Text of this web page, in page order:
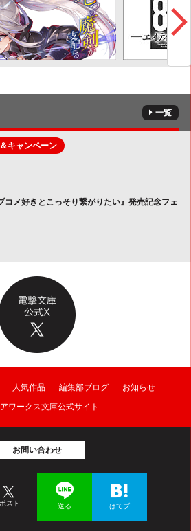
一覧
キャンペーン
コメ好きとこっそり繋がりたい』発売記念フェ
人気作品 編集部ブログ
お知らせ
ワークス文庫公式サイト
お問い合わせ
ポスト 送る はてブ